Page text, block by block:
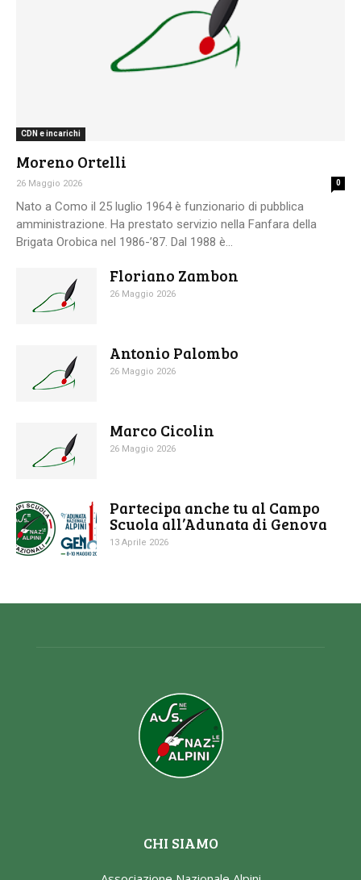
CDN e incarichi
Moreno Ortelli
26 Maggio 2026 0
Nato a Como il 25 luglio 1964 è funzionario di pubblica
amministrazione. Ha prestato servizio nella Fanfara della
Brigata Orobica nel 1986-’87. Dal 1988 è...
Floriano Zambon
26 Maggio 2026
Antonio Palombo
26 Maggio 2026
Marco Cicolin
26 Maggio 2026
Partecipa anche tu al Campo
Scuola all’Adunata di Genova
13 Aprile 2026
CHI SIAMO